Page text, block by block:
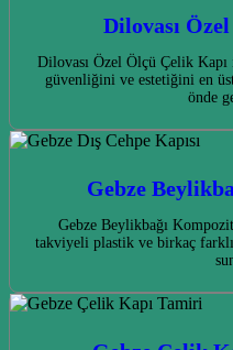
Dilovası
Dilovası Özel Ölçü Çelik Kapı
güvenliğini ve estetiğini en
önde
Gebze
Gebze Beylikbağı
takviyeli plastik ve birkaç